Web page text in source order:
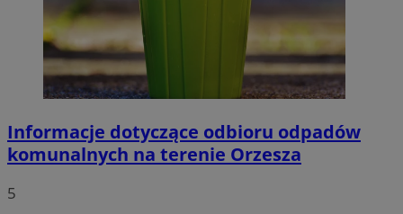
Informacje dotyczące odbioru odpadów
komunalnych na terenie Orzesza
5